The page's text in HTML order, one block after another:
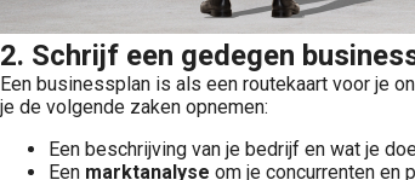
2. Schrijf een gedegen
Een businessplan is als een routekaart voor je
je de volgende zaken opnemen:
Een beschrijving van je bedrijf en wat je
Een marktanalyse om je concurrenten en